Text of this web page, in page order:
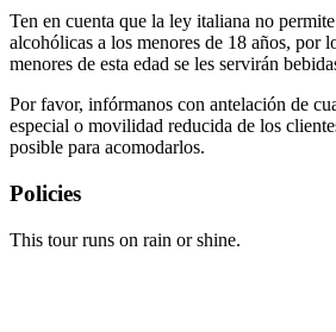
Ten en cuenta que la ley italiana no
alcohólicas a los menores de 18 años, por
menores de esta edad se les servirán
Por favor, infórmanos con antelación de
especial o movilidad reducida de los
posible para acomodarlos.
Policies
This tour runs on rain or shine.